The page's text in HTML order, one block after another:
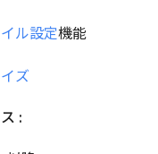
ル設定機能
ズ
: